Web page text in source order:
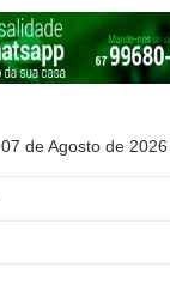
07 de Agosto de 2026